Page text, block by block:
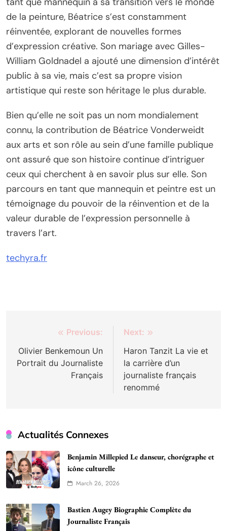
de la peinture, Béatrice s’est constamment
réinventée, explorant de nouvelles formes
d’expression créative. Son mariage avec Gilles-
William Goldnadel a ajouté une dimension d’intérêt
public à sa vie, mais c’est sa propre vision
artistique qui reste son héritage le plus durable.
Bien qu’elle ne soit pas un nom mondialement
connu, la contribution de Béatrice Vonderweidt
aux arts et son rôle au sein d’une famille publique
ont assuré que son histoire continue d’intriguer
ceux qui cherchent à en savoir plus sur elle. Son
parcours en tant que mannequin et peintre est un
témoignage du pouvoir de la réinvention et de la
valeur durable de l’expression personnelle à
travers l’art.
techyra.fr
navigation
Previous:
Olivier Benkemoun Un
Portrait du Journaliste
Français
Next:
Haron Tanzit La vie et
la carrière d’un
journaliste français
renommé
Actualités Connexes
Benjamin Millepied Le danseur, chorégraphe et
icône culturelle
March 26, 2026
Bastien Augey Biographie Complète du
Journaliste Français